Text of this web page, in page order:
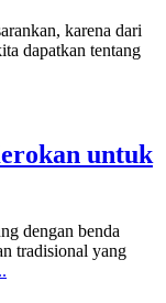
karena dari
dapatkan tentang
untuk
dengan benda
tradisional yang